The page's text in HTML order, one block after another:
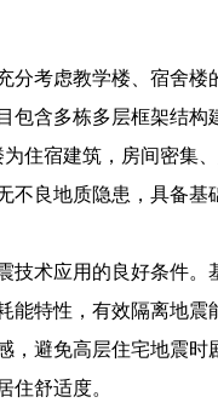
分考虑教学楼、宿舍楼
含多栋多层框架结构
住宿建筑，房间密集
不良地质隐患，具备基
技术应用的良好条件。
能特性，有效隔离地震
，避免高层住宅地震时
住舒适度。